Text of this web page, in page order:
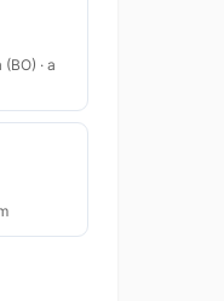
· a